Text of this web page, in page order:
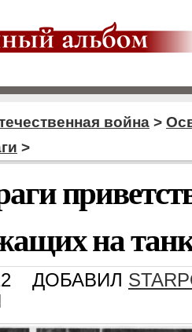
война >
>
на
ДОБАВИЛ